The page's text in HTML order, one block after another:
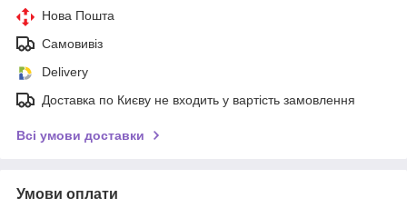
Нова Пошта
Самовивіз
Delivery
Доставка по Києву не входить у вартість замовлення
Всі умови доставки
Умови оплати